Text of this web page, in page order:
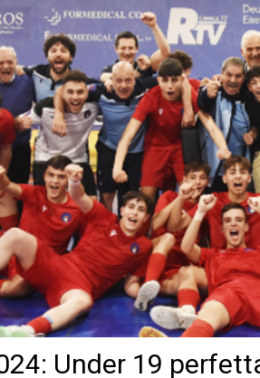
Under 19